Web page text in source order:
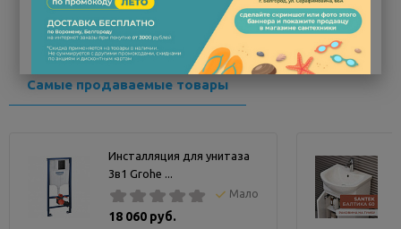
Код товара
195246
Заводской артикул
M952-
Производитель
Самые продаваемые товары
Инсталляция для унитаза
3в1 Grohe ...
Мало
18 060 руб.